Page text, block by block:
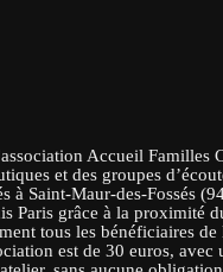
Accueil Familles
et des groupes
à Saint-Maur-des-Fossés
Paris grâce à la proximité
tous les bénéficiaires de
est de 30 euros,